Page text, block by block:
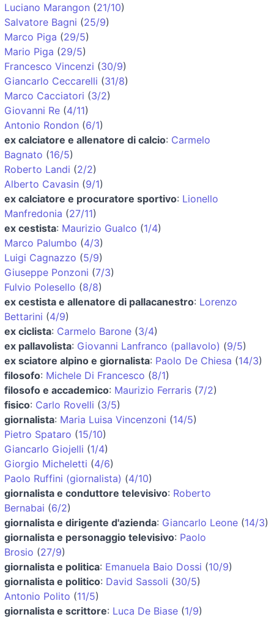
Luciano Marangon (21/10)
Salvatore Bagni (25/9)
Marco Piga (29/5)
Mario Piga (29/5)
Francesco Vincenzi (30/9)
Giancarlo Ceccarelli (31/8)
Marco Cacciatori (3/2)
Giovanni Re (4/11)
Antonio Rondon (6/1)
ex calciatore e allenatore di calcio: Carmelo
Bagnato (16/5)
Roberto Landi (2/2)
Alberto Cavasin (9/1)
ex calciatore e procuratore sportivo: Lionello
Manfredonia (27/11)
ex cestista: Maurizio Gualco (1/4)
Marco Palumbo (4/3)
Luigi Cagnazzo (5/9)
Giuseppe Ponzoni (7/3)
Fulvio Polesello (8/8)
ex cestista e allenatore di pallacanestro: Lorenzo
Bettarini (4/9)
ex ciclista: Carmelo Barone (3/4)
ex pallavolista: Giovanni Lanfranco (pallavolo) (9/5)
ex sciatore alpino e giornalista: Paolo De Chiesa (14/3)
filosofo: Michele Di Francesco (8/1)
filosofo e accademico: Maurizio Ferraris (7/2)
fisico: Carlo Rovelli (3/5)
giornalista: Maria Luisa Vincenzoni (14/5)
Pietro Spataro (15/10)
Giancarlo Giojelli (1/4)
Giorgio Micheletti (4/6)
Paolo Ruffini (giornalista) (4/10)
giornalista e conduttore televisivo: Roberto
Bernabai (6/2)
giornalista e dirigente d'azienda: Giancarlo Leone (14/3)
giornalista e personaggio televisivo: Paolo
Brosio (27/9)
giornalista e politica: Emanuela Baio Dossi (10/9)
giornalista e politico: David Sassoli (30/5)
Antonio Polito (11/5)
giornalista e scrittore: Luca De Biase (1/9)